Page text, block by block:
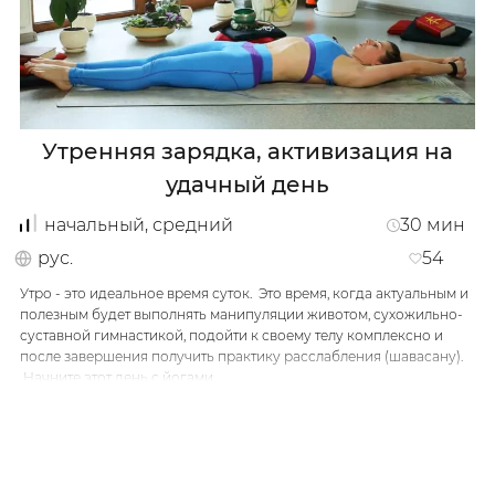
Русский українською
дыхательным упражнениям, манипуляциям с
животом, а потом уже в зависимости от группы и
индивидуальных потребностей учащихся,
выстраиваю комплекс, который будет иметь
позитивное отражение на весь организм.
Главным в практике считаю комплексный подход,
самодисциплину, развитие, никогда не
останавливаться на достигнутом, учиться новому.
Найдите время, присоединитесь, расстелите
коврик и уже никогда вы не закроет двери в
невероятный мир познания себя и йоги.
Одеса
Утренняя зарядка, активизация на
удачный день
начальный, средний 30 мин
54
рус.
Утро - это идеальное время суток. Это время, когда актуальным и
полезным будет выполнять манипуляции животом, сухожильно-
суставной гимнастикой, подойти к своему телу комплексно и
после завершения получить практику расслабления (шавасану).
Начните этот день с йогами